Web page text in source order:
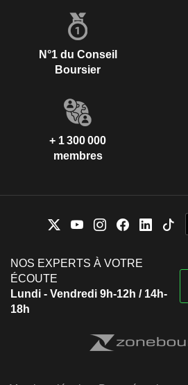
N°1 du Conseil
Boursier
+ 1 300 000
membres
NOS EXPERTS À VOTRE
ÉCOUTE
Lundi - Vendredi 9h-12h / 14h-
18h